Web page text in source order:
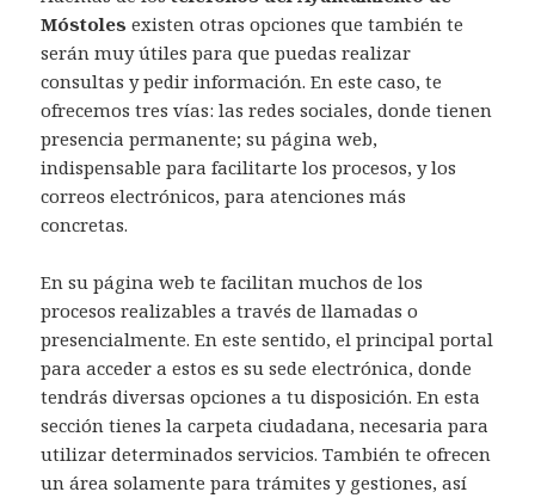
Móstoles existen otras opciones que también te
serán muy útiles para que puedas realizar
consultas y pedir información. En este caso, te
ofrecemos tres vías: las redes sociales, donde tienen
presencia permanente; su página web,
indispensable para facilitarte los procesos, y los
correos electrónicos, para atenciones más
concretas.
En su página web te facilitan muchos de los
procesos realizables a través de llamadas o
presencialmente. En este sentido, el principal portal
para acceder a estos es su sede electrónica, donde
tendrás diversas opciones a tu disposición. En esta
sección tienes la carpeta ciudadana, necesaria para
utilizar determinados servicios. También te ofrecen
un área solamente para trámites y gestiones, así